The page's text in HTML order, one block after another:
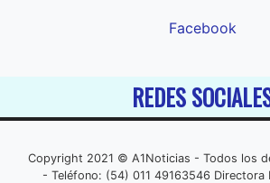
Facebook
REDES
Copyright 2021 © A1Noticias - Todos los
- Teléfono: (54) 011 49163546 Directora